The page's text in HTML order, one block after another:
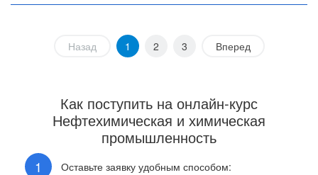
Назад 1 2 3 Вперед
Как поступить на онлайн-курс
Нефтехимическая и химическая
промышленность
Оставьте заявку удобным способом: